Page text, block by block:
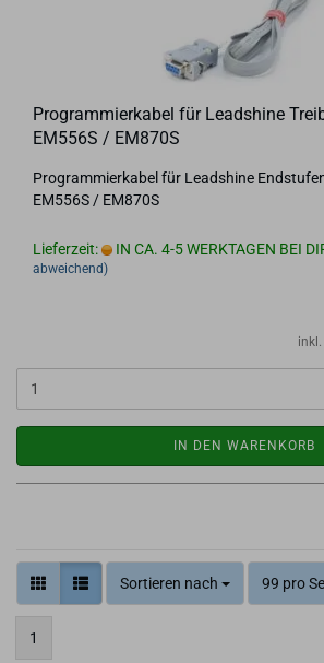
Pro­gram­mier­ka­bel für Lead­shi­ne
EM556S / EM870S
Pro­gram­mier­ka­bel für Leadshi­ne
EM556S / EM870S
Lieferzeit: IN CA. 4-5 WERKTAGEN BEI
abweichend)
IN DEN WARENKORB
Sortieren nach 99 pro
1